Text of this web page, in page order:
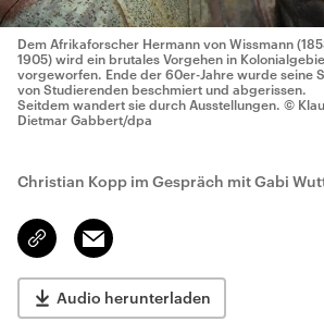
Dem Afrikaforscher Hermann von Wissmann
1905) wird ein brutales Vorgehen in
vorgeworfen. Ende der 60er-Jahre wurde seine
von Studierenden beschmiert und abgerissen.
Seitdem wandert sie durch Ausstellungen. ©
Dietmar Gabbert/dpa
Christian Kopp im Gespräch mit Gabi
Link
kopieren/teilen
Email
Audio herunterladen